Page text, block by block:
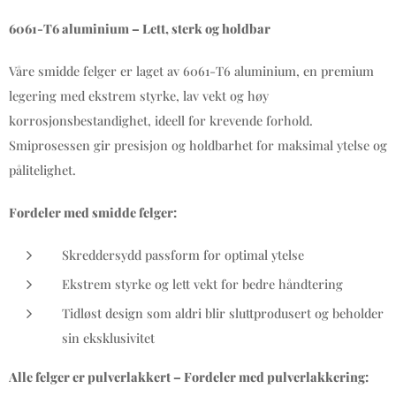
6061-T6 aluminium – Lett, sterk og holdbar
Våre smidde felger er laget av 6061-T6 aluminium, en premium
legering med ekstrem styrke, lav vekt og høy
korrosjonsbestandighet, ideell for krevende forhold.
Smiprosessen gir presisjon og holdbarhet for maksimal ytelse og
pålitelighet.
Fordeler med smidde felger:
Skreddersydd passform for optimal ytelse
Ekstrem styrke og lett vekt for bedre håndtering
Tidløst design som aldri blir sluttprodusert og beholder
sin eksklusivitet
Alle felger er pulverlakkert – Fordeler med pulverlakkering: